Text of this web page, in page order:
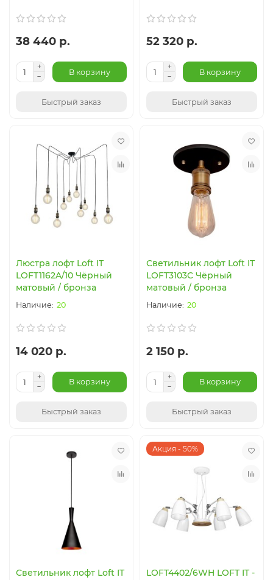
38 440 р.
В корзину
Быстрый заказ
52 320 р.
В корзину
Быстрый заказ
Люстра лофт Loft IT
LOFT1162A/10 Чёрный
матовый / бронза
20
14 020 р.
В корзину
Быстрый заказ
Светильник лофт Loft IT
LOFT3103C Чёрный
матовый / бронза
20
2 150 р.
В корзину
Быстрый заказ
Светильник лофт Loft IT
Акция - 50%
LOFT4402/6WH LOFT IT -